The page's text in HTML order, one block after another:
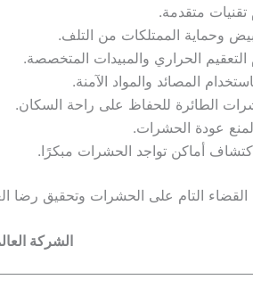
متقدمة.
وحماية الممتلكات من التلف.
التعقيم الحراري والمبيدات المتخصصة.
المصائد والمواد الآمنة.
الطائرة للحفاظ على راحة السكان.
عودة الحشرات.
أماكن تواجد الحشرات مبكرًا.
التام على الحشرات وتحقيق رضا
الشركة